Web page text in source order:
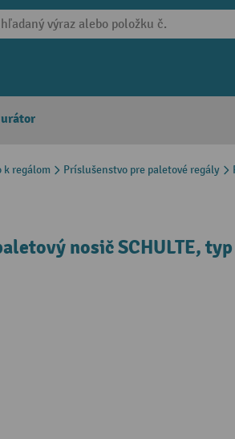
k regálom Príslušenstvo pre paletové regály
nosič SCHULTE, typ